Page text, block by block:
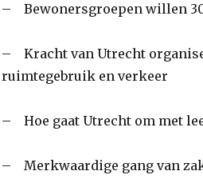
– Bewonersgroepen willen
– Kracht van Utrecht
ruimtegebruik en verkeer
– Hoe gaat Utrecht om met
– Merkwaardige gang van